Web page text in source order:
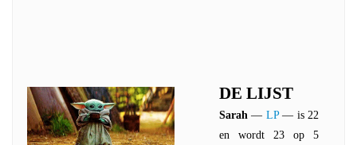
DE LIJST
Sarah — LP— is 22
en wordt 23 op 5